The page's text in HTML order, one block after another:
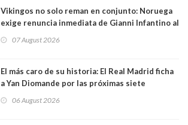
Vikingos no solo reman en conjunto: Noruega
exige renuncia inmediata de Gianni Infantino al
07 August 2026
El más caro de su historia: El Real Madrid ficha
a Yan Diomande por las próximas siete
06 August 2026